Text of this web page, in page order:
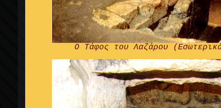
Ο Τάφος του Λαζάρου